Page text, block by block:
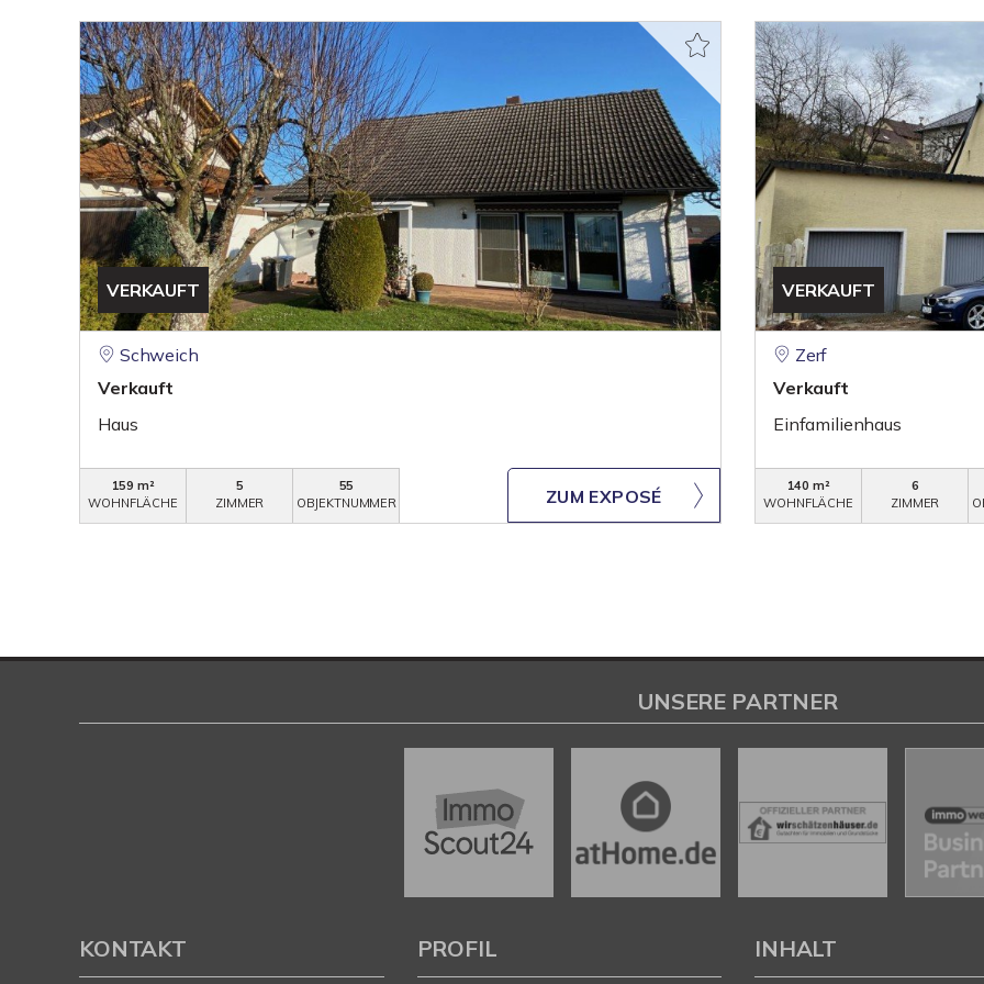
VERKAUFT
Schweich
Verkauft
Haus
159 m²
WOHNFLÄCHE
5
ZIMMER
55
OBJEKTNUMMER
ZUM EXPOSÉ
VERKAUFT
Zerf
Verkauft
Einfamilienhaus
140 m²
WOHNFLÄCHE
6
ZIMMER
UNSERE PARTNER
KONTAKT PROFIL INHALT